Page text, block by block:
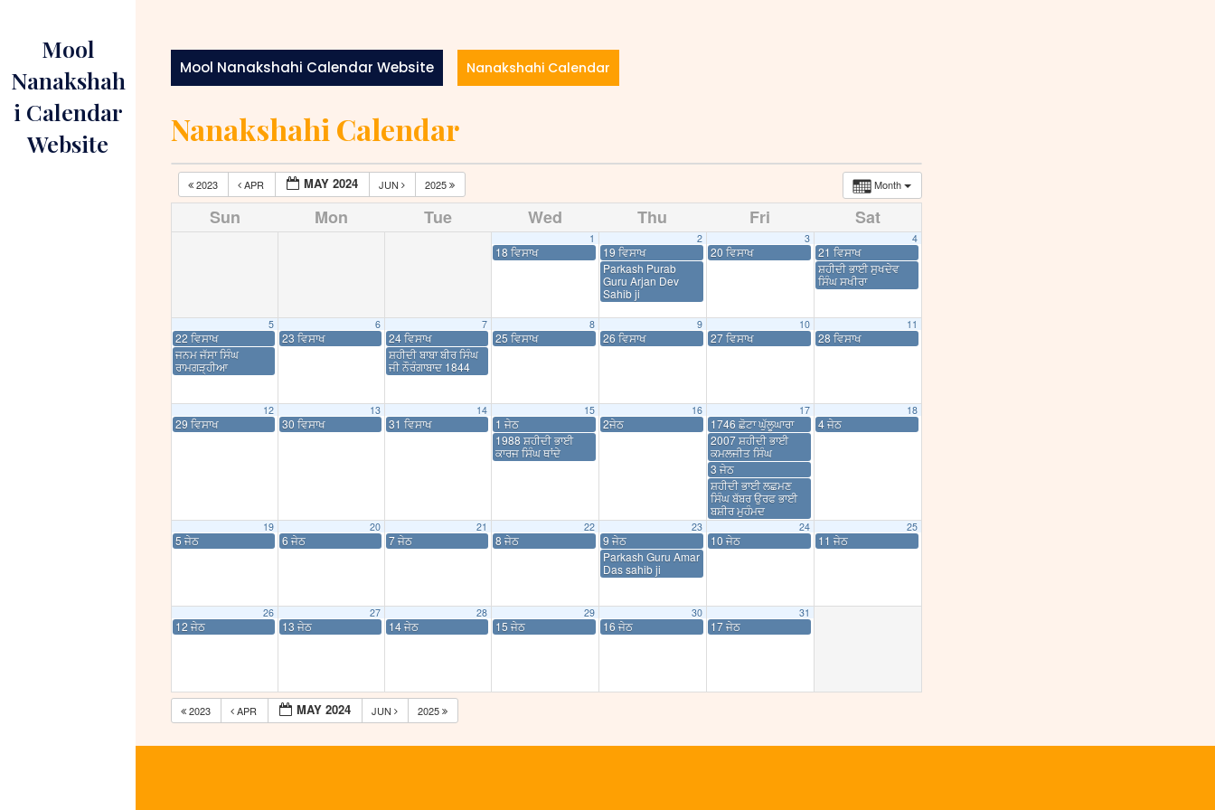
contentMool
Nanakshah
i Calendar
Website
Mool Nanakshahi Calendar Website Nanakshahi Calendar
Nanakshahi Calendar
Month
2023 APR MAY 2024 JUN 2025
Sun Mon Tue Wed Thu Fri Sat
1
18 ਵਿਸਾਖ
2
19 ਵਿਸਾਖ
Parkash Purab
Guru Arjan Dev
Sahib ji
3
20 ਵਿਸਾਖ
4
21 ਵਿਸਾਖ
ਸ਼ਹੀਦੀ ਭਾਈ ਸੁਖਦੇਵ
ਸਿੰਘ ਸਖੀਰਾ
5
22 ਵਿਸਾਖ
ਜਨਮ ਜੱਸਾ ਸਿੰਘ
ਰਾਮਗੜ੍ਹੀਆ
6
23 ਵਿਸਾਖ
7
24 ਵਿਸਾਖ
ਸ਼ਹੀਦੀ ਬਾਬਾ ਬੀਰ ਸਿੰਘ
ਜੀ ਨੌਰੰਗਾਬਾਦ 1844
8
25 ਵਿਸਾਖ
9
26 ਵਿਸਾਖ
10
27 ਵਿਸਾਖ
11
28 ਵਿਸਾਖ
12
29 ਵਿਸਾਖ
13
30 ਵਿਸਾਖ
14
31 ਵਿਸਾਖ
15
1 ਜੇਠ
1988 ਸ਼ਹੀਦੀ ਭਾਈ
ਕਾਰਜ ਸਿੰਘ ਥਾਂਦੇ
16
2ਜੇਠ
17
1746 ਛੋਟਾ ਘੁੱਲੂਘਾਰਾ
2007 ਸ਼ਹੀਦੀ ਭਾਈ
ਕਮਲਜੀਤ ਸਿੰਘ
3 ਜੇਠ
ਸ਼ਹੀਦੀ ਭਾਈ ਲਛਮਣ
ਸਿੰਘ ਬੱਬਰ ਉਰਫ ਭਾਈ
ਬਸ਼ੀਰ ਮੁਹੰਮਦ
18
4 ਜੇਠ
19
5 ਜੇਠ
20
6 ਜੇਠ
21
7 ਜੇਠ
22
8 ਜੇਠ
23
9 ਜੇਠ
Parkash Guru Amar
Das sahib ji
24
10 ਜੇਠ
25
11 ਜੇਠ
26
12 ਜੇਠ
27
13 ਜੇਠ
28
14 ਜੇਠ
29
15 ਜੇਠ
30
16 ਜੇਠ
31
17 ਜੇਠ
2023 APR MAY 2024 JUN 2025